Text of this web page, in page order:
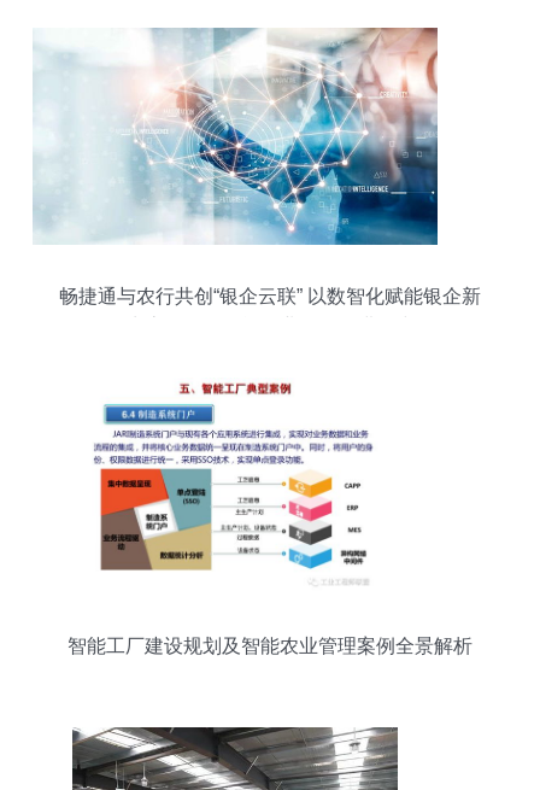
畅捷通与农行共创“银企云联” 以数智化赋能银企新
智能工厂建设规划及智能农业管理案例全景解析